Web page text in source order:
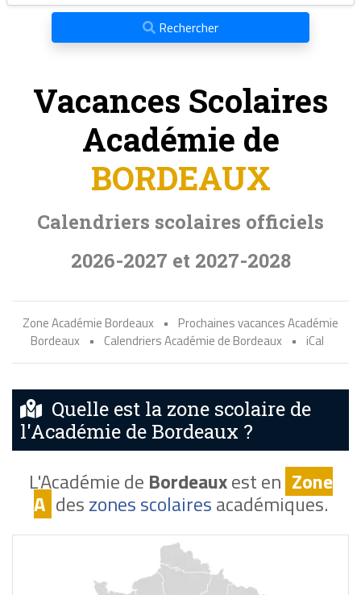
Rechercher
Vacances Scolaires
Académie de
BORDEAUX
Calendriers scolaires officiels
2026-2027 et 2027-2028
Zone Académie Bordeaux •
Prochaines vacances Académie
Bordeaux • Calendriers Académie de Bordeaux • iCal
Quelle est la zone scolaire de
l'Académie de Bordeaux ?
L'Académie de Bordeauxest en Zone
A deszones scolairesacadémiques.